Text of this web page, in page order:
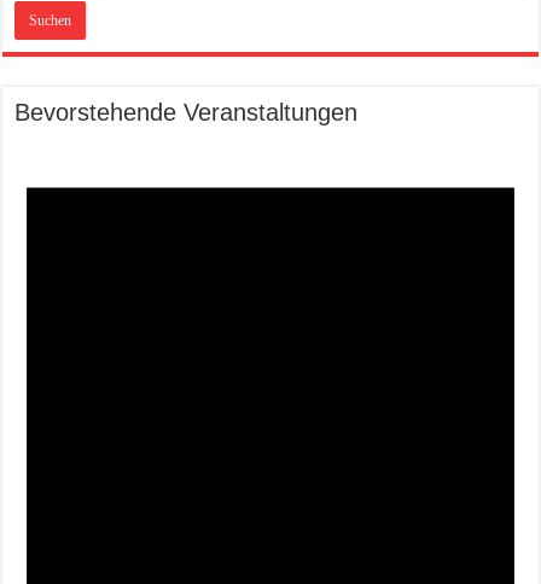
Bevorstehende Veranstaltungen